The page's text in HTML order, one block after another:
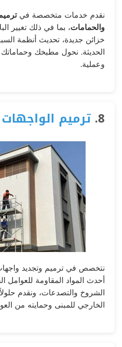
نقدم خدمات متخصصة في
والحمامات، بما في ذلك تغيير
خزائن جديدة، تحديث أنظمة
الحديثة. نحول مطبخك
وعملية.
8. ترميم الواجهات
نتخصص في ترميم وتجديد
أحدث المواد المقاومة للعوامل
الشروخ والتصدعات، ونقدم
الخارجي للمبنى وحمايته من